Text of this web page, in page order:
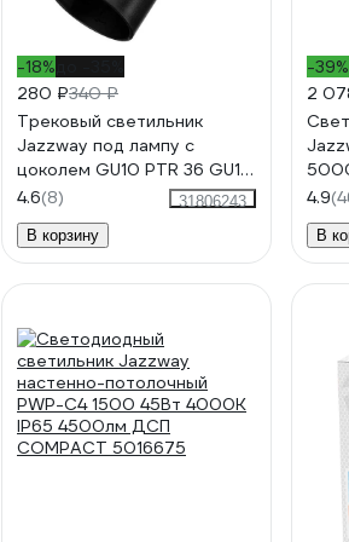
-18%
280 ₽340 ₽
Трековый светильник
Jazzway под лампу с
цоколем GU10 PTR 36 GU10
BL 230В IP20 5049222
4.6(8)
31806243
В корзину
-39%
2
4.9
В